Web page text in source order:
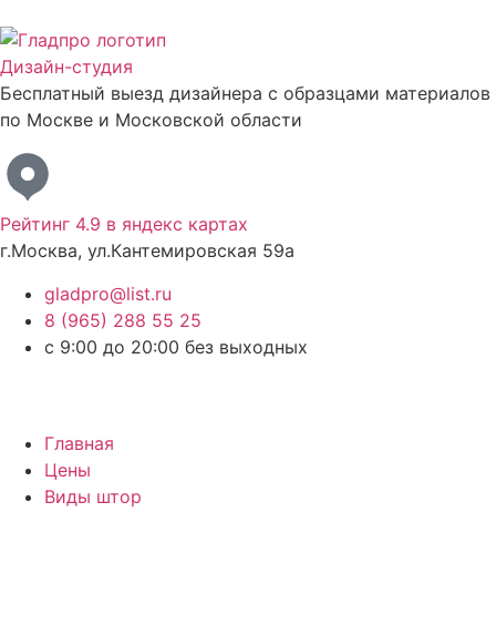
Дизайн-студия
Бесплатный выезд дизайнера с образцами материалов
по Москве и Московской области
Рейтинг 4.9 в яндекс картах
г.Москва, ул.Кантемировская 59а
gladpro@list.ru
8 (965) 288 55 25
с 9:00 до 20:00 без выходных
Главная
Цены
Виды штор